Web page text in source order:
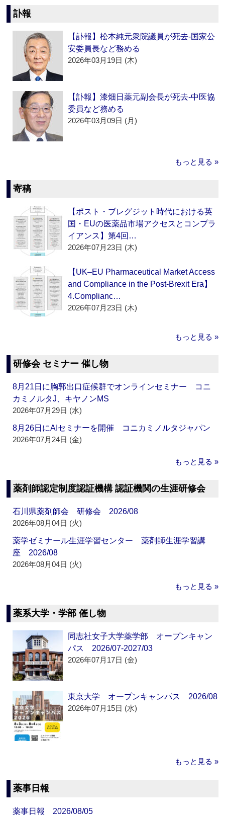
訃報
【訃報】松本純元衆院議員が死去‐国家公
安委員長など務める
2026年03月19日 (木)
【訃報】漆畑日薬元副会長が死去‐中医協
委員など務める
2026年03月09日 (月)
もっと見る »
寄稿
【ポスト・ブレグジット時代における英
国・EUの医薬品市場アクセスとコンプラ
イアンス】第4回…
2026年07月23日 (木)
【UK–EU Pharmaceutical Market Access
and Compliance in the Post-Brexit Era】
4.Complianc…
2026年07月23日 (木)
もっと見る »
研修会 セミナー 催し物
8月21日に胸郭出口症候群でオンラインセミナー コニ
カミノルタJ、キヤノンMS
2026年07月29日 (水)
8月26日にAIセミナーを開催 コニカミノルタジャパン
2026年07月24日 (金)
もっと見る »
薬剤師認定制度認証機構 認証機関の生涯研修会
石川県薬剤師会 研修会 2026/08
2026年08月04日 (火)
薬学ゼミナール生涯学習センター 薬剤師生涯学習講
座 2026/08
2026年08月04日 (火)
もっと見る »
薬系大学・学部 催し物
同志社女子大学薬学部 オープンキャン
パス 2026/07-2027/03
2026年07月17日 (金)
東京大学 オープンキャンパス 2026/08
2026年07月15日 (水)
もっと見る »
薬事日報
薬事日報 2026/08/05